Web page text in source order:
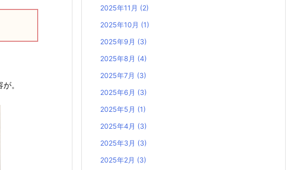
。
2025年11月 (2)
2025年10月 (1)
2025年9月 (3)
2025年8月 (4)
2025年7月 (3)
2025年6月 (3)
2025年5月 (1)
2025年4月 (3)
2025年3月 (3)
2025年2月 (3)